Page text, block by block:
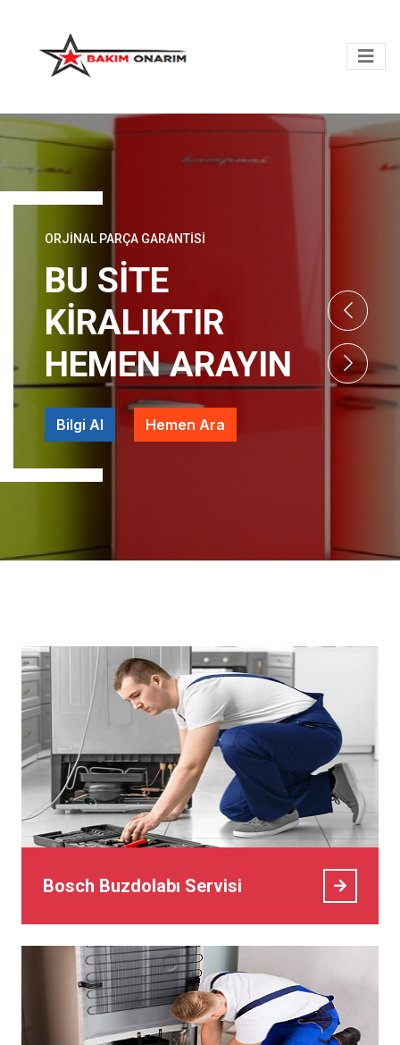
ORJINAL PARÇA GARANTISI
BU SİTE
KİRALIKTIR
HEMEN ARAYIN
Bilgi Al Hemen Ara
Bosch Buzdolabı Servisi